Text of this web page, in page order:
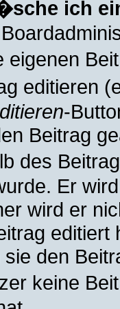
ich
eigenen
editieren
-
Beitrag
des
Er
wird er
den
keine